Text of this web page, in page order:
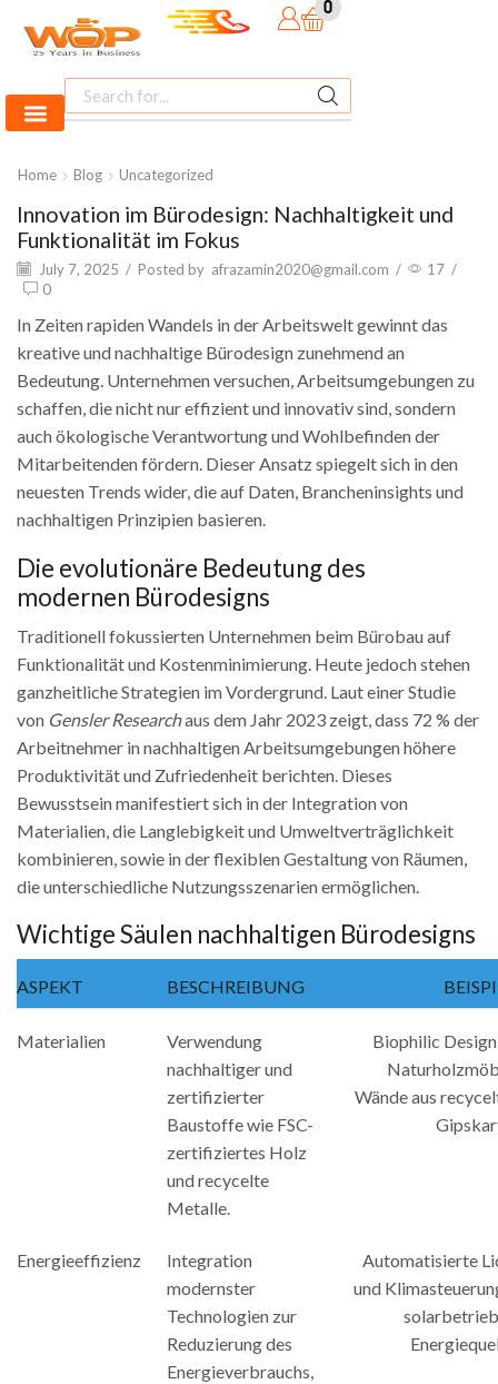
0
Home Blog Uncategorized
Innovation im Bürodesign: Nachhaltigkeit und
Funktionalität im Fokus
July 7, 2025 / Posted by afrazamin2020@gmail.com / 17 /
0
In Zeiten rapiden Wandels in der Arbeitswelt gewinnt das
kreative und nachhaltige Bürodesign zunehmend an
Bedeutung. Unternehmen versuchen, Arbeitsumgebungen zu
schaffen, die nicht nur effizient und innovativ sind, sondern
auch ökologische Verantwortung und Wohlbefinden der
Mitarbeitenden fördern. Dieser Ansatz spiegelt sich in den
neuesten Trends wider, die auf Daten, Brancheninsights und
nachhaltigen Prinzipien basieren.
Die evolutionäre Bedeutung des
modernen Bürodesigns
Traditionell fokussierten Unternehmen beim Bürobau auf
Funktionalität und Kostenminimierung. Heute jedoch stehen
ganzheitliche Strategien im Vordergrund. Laut einer Studie
von Gensler Researchaus dem Jahr 2023 zeigt, dass 72 % der
Arbeitnehmer in nachhaltigen Arbeitsumgebungen höhere
Produktivität und Zufriedenheit berichten. Dieses
Bewusstsein manifestiert sich in der Integration von
Materialien, die Langlebigkeit und Umweltverträglichkeit
kombinieren, sowie in der flexiblen Gestaltung von Räumen,
die unterschiedliche Nutzungsszenarien ermöglichen.
Wichtige Säulen nachhaltigen Bürodesigns
ASPEKT BESCHREIBUNG
Materialien
Verwendung
nachhaltiger und
zertifizierter
Baustoffe wie FSC-
zertifiziertes Holz
und recycelte
Metalle.
Biophilic
Wände aus
Energieeffizienz
Integration
modernster
Technologien zur
Reduzierung des
Energieverbrauchs,
Automatisierte
und